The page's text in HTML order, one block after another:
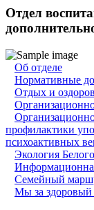
Отдел
Об отделе
Нормативные
Отдых и
профилактики
психоактивных
Экология
Семейный
Мы за здоровый